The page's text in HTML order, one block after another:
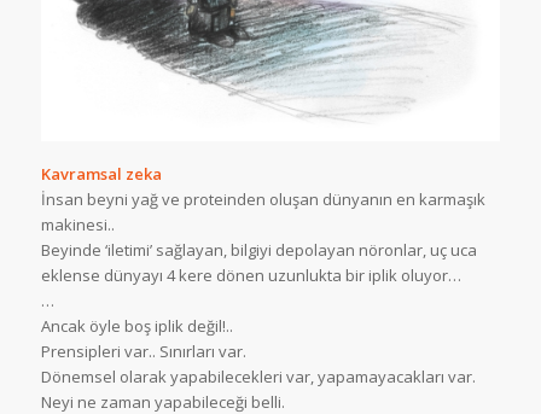
Kavramsal zeka
İnsan beyni yağ ve proteinden oluşan dünyanın en karmaşık
makinesi..
Beyinde ‘iletimi’ sağlayan, bilgiyi depolayan nöronlar, uç uca
eklense dünyayı 4 kere dönen uzunlukta bir iplik oluyor…
…
Ancak öyle boş iplik değil!..
Prensipleri var.. Sınırları var.
Dönemsel olarak yapabilecekleri var, yapamayacakları var.
Neyi ne zaman yapabileceği belli.